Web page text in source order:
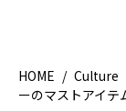
HOME / Culture
ーのマストアイテ